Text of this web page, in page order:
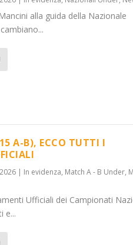
alla guida della Nazionale
A-B), ECCO TUTTI I
| In evidenza, Match A - B Under,
Ufficiali dei Campionati
e...